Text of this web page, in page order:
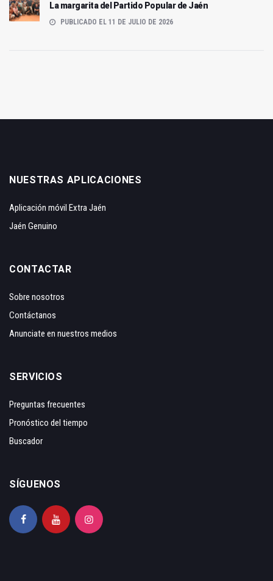
La margarita del Partido Popular de Jaén
PUBLICADO EL 11 DE JULIO DE 2026
NUESTRAS APLICACIONES
Aplicación móvil Extra Jaén
Jaén Genuino
CONTACTAR
Sobre nosotros
Contáctanos
Anunciate en nuestros medios
SERVICIOS
Preguntas frecuentes
Pronóstico del tiempo
Buscador
SÍGUENOS